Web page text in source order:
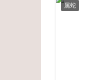
属蛇